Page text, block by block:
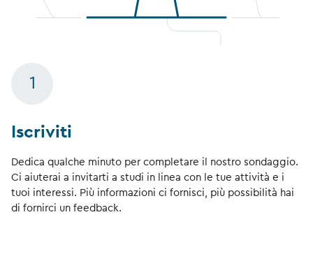
1
Iscriviti
Dedica qualche minuto per completare il nostro sondaggio.
Ci aiuterai a invitarti a studi in linea con le tue attività e i
tuoi interessi. Più informazioni ci fornisci, più possibilità hai
di fornirci un feedback.